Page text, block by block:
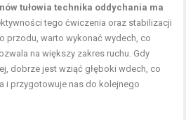
tułowia technika oddychania ma
tego ćwiczenia oraz stabilizacji
przodu, warto wykonać wydech, co
na większy zakres ruchu. Gdy
dobrze jest wziąć głęboki wdech, co
i przygotowuje nas do kolejnego